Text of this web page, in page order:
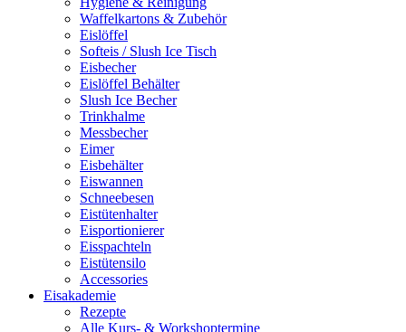
Waffelkartons & Zubehör
Eislöffel
Softeis / Slush Ice Tisch
Eisbecher
Eislöffel Behälter
Slush Ice Becher
Trinkhalme
Messbecher
Eimer
Eisbehälter
Eiswannen
Schneebesen
Eistütenhalter
Eisportionierer
Eisspachteln
Eistütensilo
Accessories
Eisakademie
Rezepte
Alle Kurs- & Workshoptermine